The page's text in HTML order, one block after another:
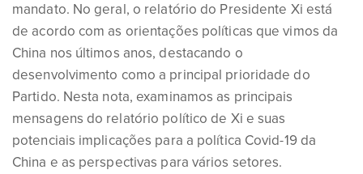
mandato. No geral, o relatório do Presidente Xi está
de acordo com as orientações políticas que vimos da
China nos últimos anos, destacando o
desenvolvimento como a principal prioridade do
Partido. Nesta nota, examinamos as principais
mensagens do relatório político de Xi e suas
potenciais implicações para a política Covid-19 da
China e as perspectivas para vários setores.